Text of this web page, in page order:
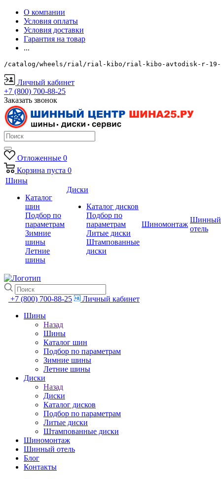
О компании
Условия оплаты
Условия доставки
Гарантия на товар
...
/catalog/wheels/rial/rial-kibo/rial-kibo-avtodisk-r-
Личный кабинет
+7 (800) 700-88-25
Заказать звонок
Отложенные 0
Корзина пуста 0
Шины
Каталог
шин
Подбор по
параметрам
Зимние
шины
Летние
шины
Диски
Каталог дисков
Подбор по
параметрам
Литые диски
Штампованные
диски
Шиномонтаж
Шинный
отель
+7 (800) 700-88-25
Личный кабинет
Шины
Назад
Шины
Каталог шин
Подбор по параметрам
Зимние шины
Летние шины
Диски
Назад
Диски
Каталог дисков
Подбор по параметрам
Литые диски
Штампованные диски
Шиномонтаж
Шинный отель
Блог
Контакты